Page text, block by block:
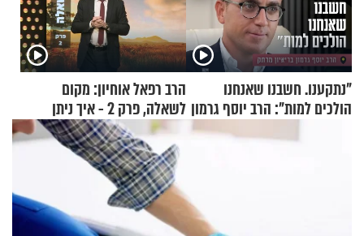
"נתקענו. חשבנו שאנחנו
הולכים למות": הרב יוסף גרמון
הרב רפאל אוחיון: מקום
לשאלה, פרק 2 - איך ניתן
להוכיח שהתורה משמיים?